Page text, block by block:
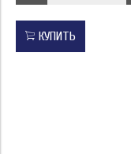
КУПИТЬ